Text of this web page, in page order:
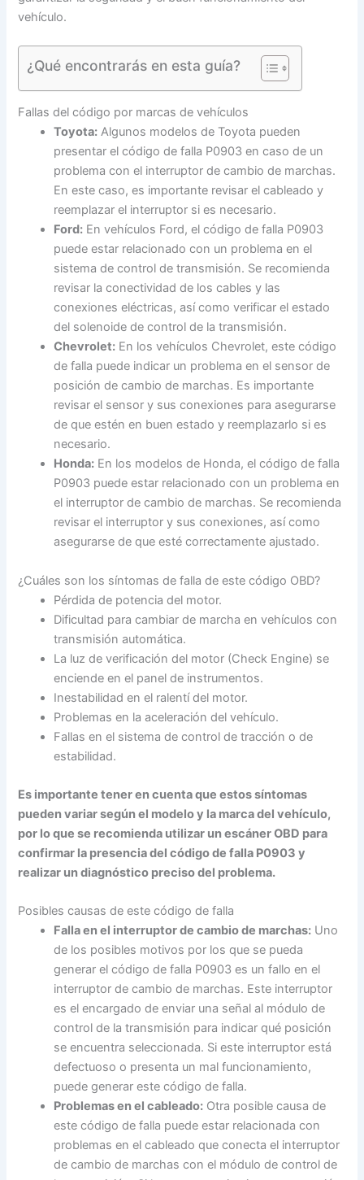
vehículo.
¿Qué encontrarás en esta guía?
Fallas del código por marcas de vehículos
Toyota: Algunos modelos de Toyota pueden
presentar el código de falla P0903 en caso de un
problema con el interruptor de cambio de marchas.
En este caso, es importante revisar el cableado y
reemplazar el interruptor si es necesario.
Ford: En vehículos Ford, el código de falla P0903
puede estar relacionado con un problema en el
sistema de control de transmisión. Se recomienda
revisar la conectividad de los cables y las
conexiones eléctricas, así como verificar el estado
del solenoide de control de la transmisión.
Chevrolet: En los vehículos Chevrolet, este código
de falla puede indicar un problema en el sensor de
posición de cambio de marchas. Es importante
revisar el sensor y sus conexiones para asegurarse
de que estén en buen estado y reemplazarlo si es
necesario.
Honda: En los modelos de Honda, el código de falla
P0903 puede estar relacionado con un problema en
el interruptor de cambio de marchas. Se recomienda
revisar el interruptor y sus conexiones, así como
asegurarse de que esté correctamente ajustado.
¿Cuáles son los síntomas de falla de este código OBD?
Pérdida de potencia del motor.
Dificultad para cambiar de marcha en vehículos con
transmisión automática.
La luz de verificación del motor (Check Engine) se
enciende en el panel de instrumentos.
Inestabilidad en el ralentí del motor.
Problemas en la aceleración del vehículo.
Fallas en el sistema de control de tracción o de
estabilidad.
Es importante tener en cuenta que estos síntomas
pueden variar según el modelo y la marca del vehículo,
por lo que se recomienda utilizar un escáner OBD para
confirmar la presencia del código de falla P0903 y
realizar un diagnóstico preciso del problema.
Posibles causas de este código de falla
Falla en el interruptor de cambio de marchas: Uno
de los posibles motivos por los que se pueda
generar el código de falla P0903 es un fallo en el
interruptor de cambio de marchas. Este interruptor
es el encargado de enviar una señal al módulo de
control de la transmisión para indicar qué posición
se encuentra seleccionada. Si este interruptor está
defectuoso o presenta un mal funcionamiento,
puede generar este código de falla.
Problemas en el cableado: Otra posible causa de
este código de falla puede estar relacionada con
problemas en el cableado que conecta el interruptor
de cambio de marchas con el módulo de control de